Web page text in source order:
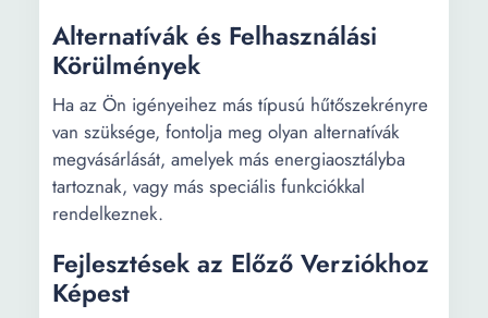
Alternatívák és Felhasználási
Körülmények
Ha az Ön igényeihez más típusú hűtőszekrényre
van szüksége, fontolja meg olyan alternatívák
megvásárlását, amelyek más energiaosztályba
tartoznak, vagy más speciális funkciókkal
rendelkeznek.
Fejlesztések az Előző Verziókhoz
Képest